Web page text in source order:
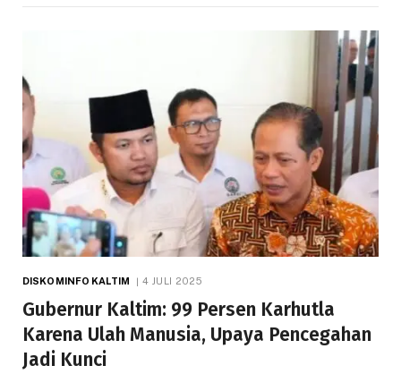
DISKOMINFO KALTIM 4 JULI 2025
Gubernur Kaltim: 99 Persen Karhutla
Karena Ulah Manusia, Upaya Pencegahan
Jadi Kunci